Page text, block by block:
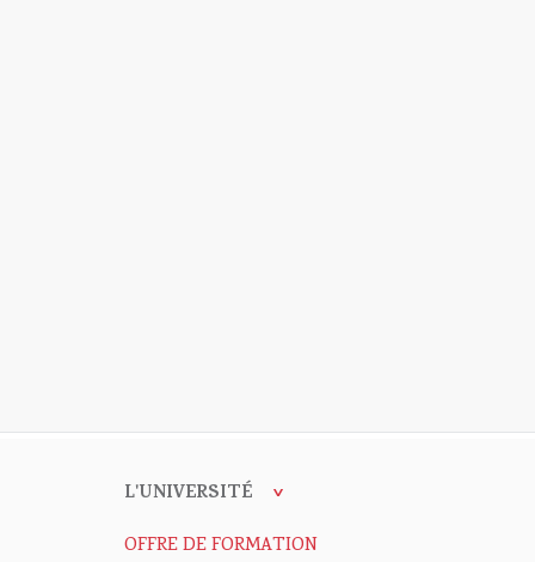
L'UNIVERSITÉ
OFFRE DE FORMATION